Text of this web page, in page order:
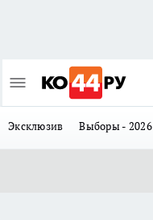
Эксклюзив Выборы - 2026